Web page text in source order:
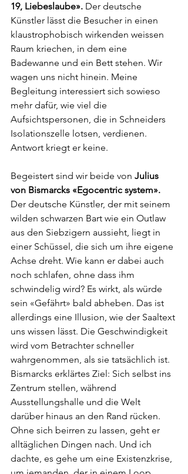
19, Liebeslaube». Der deutsche
Künstler lässt die Besucher in einen
klaustrophobisch wirkenden weissen
Raum kriechen, in dem eine
Badewanne und ein Bett stehen. Wir
wagen uns nicht hinein. Meine
Begleitung interessiert sich sowieso
mehr dafür, wie viel die
Aufsichtspersonen, die in Schneiders
Isolationszelle lotsen, verdienen.
Antwort kriegt er keine.
Begeistert sind wir beide von Julius
von Bismarcks «Egocentric system».
Der deutsche Künstler, der mit seinem
wilden schwarzen Bart wie ein Outlaw
aus den Siebzigern aussieht, liegt in
einer Schüssel, die sich um ihre eigene
Achse dreht. Wie kann er dabei auch
noch schlafen, ohne dass ihm
schwindelig wird? Es wirkt, als würde
sein «Gefährt» bald abheben. Das ist
allerdings eine Illusion, wie der Saaltext
uns wissen lässt. Die Geschwindigkeit
wird vom Betrachter schneller
wahrgenommen, als sie tatsächlich ist.
Bismarcks erklärtes Ziel: Sich selbst ins
Zentrum stellen, während
Ausstellungshalle und die Welt
darüber hinaus an den Rand rücken.
Ohne sich beirren zu lassen, geht er
alltäglichen Dingen nach. Und ich
dachte, es gehe um eine Existenzkrise,